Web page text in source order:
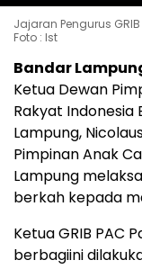
Jajaran Pengurus
Foto : Ist
Bandar
Ketua Dewan
Rakyat Indonesia
Lampung,
Pimpinan Anak
Lampung
berkah kepada
Ketua GRIB PAC
berbagiini